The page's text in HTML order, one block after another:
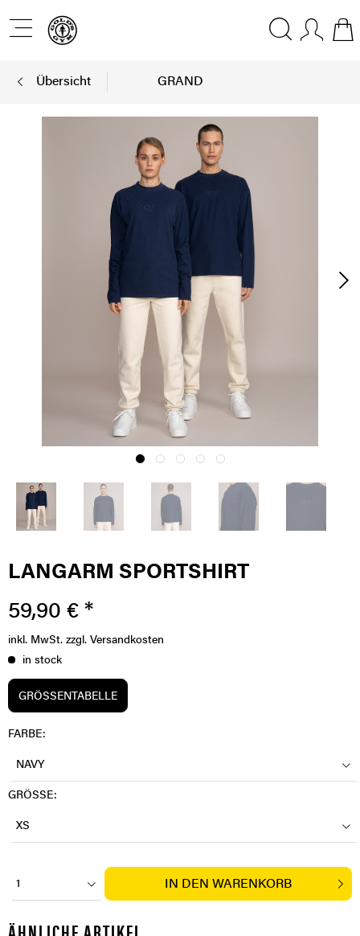
Übersicht GRAND
LANGARM SPORTSHIRT
59,90 € *
inkl. MwSt. zzgl. Versandkosten
in stock
GRÖSSENTABELLE
FARBE:
NAVY
GRÖSSE:
XS
1 IN DEN WARENKORB